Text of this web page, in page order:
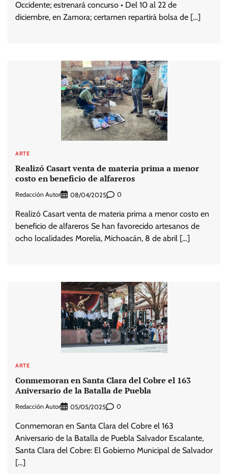
Occidente; estrenará concurso • Del 10 al 22 de
diciembre, en Zamora; certamen repartirá bolsa de […]
ARTE
Realizó Casart venta de materia prima a menor
costo en beneficio de alfareros
Redacción Autor 08/04/2025 0
Realizó Casart venta de materia prima a menor costo en
beneficio de alfareros Se han favorecido artesanos de
ocho localidades Morelia, Michoacán, 8 de abril […]
ARTE
Conmemoran en Santa Clara del Cobre el 163
Aniversario de la Batalla de Puebla
Redacción Autor 05/05/2025 0
Conmemoran en Santa Clara del Cobre el 163
Aniversario de la Batalla de Puebla Salvador Escalante,
Santa Clara del Cobre: El Gobierno Municipal de Salvador
[…]